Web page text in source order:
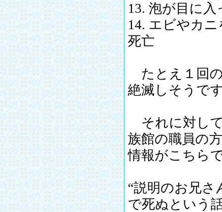
13. 泡が目に
14. エビやカ
死亡
たとえ１回
絶滅しそうで
それに対し
族館の職員の
情報がこちら
“説明のお兄
で死ぬという